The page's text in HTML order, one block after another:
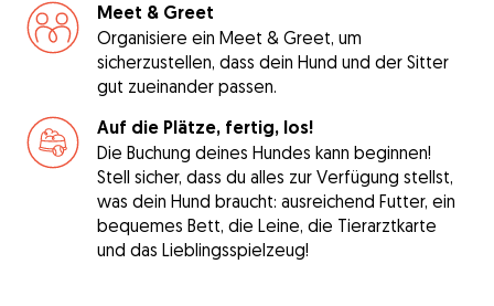
Meet & Greet
Organisiere ein Meet & Greet, um
sicherzustellen, dass dein Hund und der Sitter
gut zueinander passen.
Auf die Plätze, fertig, los!
Die Buchung deines Hundes kann beginnen!
Stell sicher, dass du alles zur Verfügung stellst,
was dein Hund braucht: ausreichend Futter, ein
bequemes Bett, die Leine, die Tierarztkarte
und das Lieblingsspielzeug!